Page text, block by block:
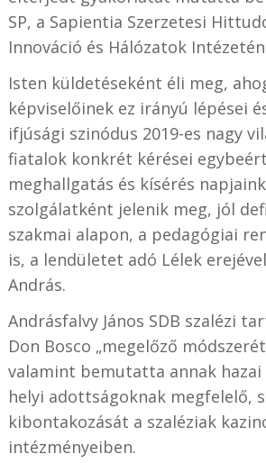
SP, a Sapientia Szerzetesi
Innováció és Hálózatok
Isten küldetéseként éli meg,
képviselőinek ez irányú lépései
ifjúsági szinódus 2019-es nagy
fiatalok konkrét kérései
meghallgatás és kísérés
szolgálatként jelenik meg, jól
szakmai alapon, a pedagógiai
is, a lendületet adó Lélek
András.
Andrásfalvy János SDB szalézi
Don Bosco „megelőző
valamint bemutatta annak
helyi adottságoknak megfelelő,
kibontakozását a szaléziak
intézményeiben.